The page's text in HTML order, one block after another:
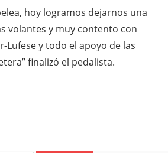
hoy logramos dejarnos una
volantes y muy contento con
Lufese y todo el apoyo de las
finalizó el pedalista.